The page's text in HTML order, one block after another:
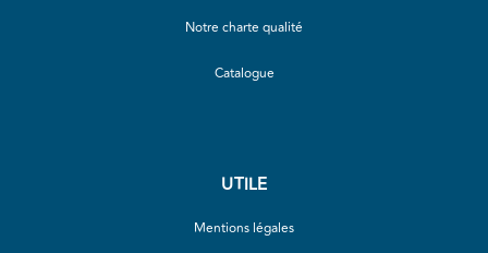
Notre charte qualité
Catalogue
UTILE
Mentions légales